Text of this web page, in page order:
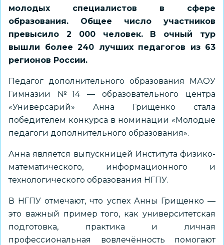
молодых специалистов в сфере
образования. Общее число участников
превысило 2 000 человек. В очный тур
вышли более 240 лучших педагогов из 63
регионов России.
Педагог дополнительного образования МАОУ
Гимназии №14 — образовательного центра
«Универсарий» Анна Грищенко стала
победителем конкурса в номинации «Молодые
педагоги дополнительного образования».
Анна является выпускницей Института физико-
математического, информационного и
технологического образования НГПУ.
В НГПУ отмечают, что успех Анны Грищенко —
это важный пример того, как университетская
подготовка, практика и личная
профессиональная вовлечённость помогают